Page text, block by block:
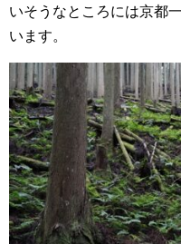
いそうなところには京都
います。